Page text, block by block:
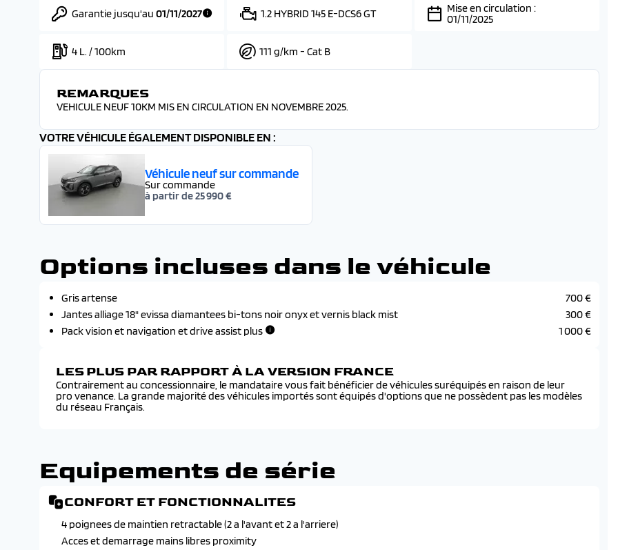
Garantie jusqu'au 01/11/2027 1.2 HYBRID 145 E-DCS6 GT
Mise en circulation :
01/11/2025
4 L. / 100km 111 g/km - Cat B
REMARQUES
VEHICULE NEUF 10KM MIS EN CIRCULATION EN NOVEMBRE 2025.
VOTRE VÉHICULE ÉGALEMENT DISPONIBLE EN :
Véhicule neuf sur commande
Sur commande
à partir de 25 990 €
Options incluses dans le véhicule
Gris artense
700 €
Jantes alliage 18" evissa diamantees bi-tons noir onyx et vernis black mist
300 €
Pack vision et navigation et drive assist plus
1 000 €
LES PLUS PAR RAPPORT À LA VERSION FRANCE
Contrairement au concessionnaire, le mandataire vous fait bénéficier de véhicules suréquipés en raison de leur
pro venance. La grande majorité des véhicules importés sont équipés d'options que ne possèdent pas les modèles
du réseau Français.
Equipements de série
CONFORT ET FONCTIONNALITES
4 poignees de maintien retractable (2 a l'avant et 2 a l'arriere)
Acces et demarrage mains libres proximity